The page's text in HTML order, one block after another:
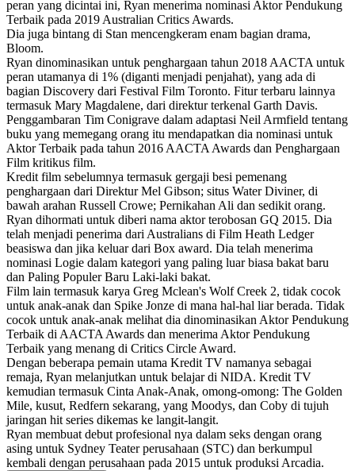
peran yang dicintai ini, Ryan menerima nominasi Aktor Pendukung
Terbaik pada 2019 Australian Critics Awards.
Dia juga bintang di Stan mencengkeram enam bagian drama,
Bloom.
Ryan dinominasikan untuk penghargaan tahun 2018 AACTA untuk
peran utamanya di 1% (diganti menjadi penjahat), yang ada di
bagian Discovery dari Festival Film Toronto. Fitur terbaru lainnya
termasuk Mary Magdalene, dari direktur terkenal Garth Davis.
Penggambaran Tim Conigrave dalam adaptasi Neil Armfield tentang
buku yang memegang orang itu mendapatkan dia nominasi untuk
Aktor Terbaik pada tahun 2016 AACTA Awards dan Penghargaan
Film kritikus film.
Kredit film sebelumnya termasuk gergaji besi pemenang
penghargaan dari Direktur Mel Gibson; situs Water Diviner, di
bawah arahan Russell Crowe; Pernikahan Ali dan sedikit orang.
Ryan dihormati untuk diberi nama aktor terobosan GQ 2015. Dia
telah menjadi penerima dari Australians di Film Heath Ledger
beasiswa dan jika keluar dari Box award. Dia telah menerima
nominasi Logie dalam kategori yang paling luar biasa bakat baru
dan Paling Populer Baru Laki-laki bakat.
Film lain termasuk karya Greg Mclean's Wolf Creek 2, tidak cocok
untuk anak-anak dan Spike Jonze di mana hal-hal liar berada. Tidak
cocok untuk anak-anak melihat dia dinominasikan Aktor Pendukung
Terbaik di AACTA Awards dan menerima Aktor Pendukung
Terbaik yang menang di Critics Circle Award.
Dengan beberapa pemain utama Kredit TV namanya sebagai
remaja, Ryan melanjutkan untuk belajar di NIDA. Kredit TV
kemudian termasuk Cinta Anak-Anak, omong-omong: The Golden
Mile, kusut, Redfern sekarang, yang Moodys, dan Coby di tujuh
jaringan hit series dikemas ke langit-langit.
Ryan membuat debut profesional nya dalam seks dengan orang
asing untuk Sydney Teater perusahaan (STC) dan berkumpul
kembali dengan perusahaan pada 2015 untuk produksi Arcadia.